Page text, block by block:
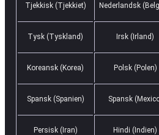
Tjekkisk (Tjekkiet) Nederlandsk
Tysk (Tyskland) Irsk (Irland)
Koreansk (Korea) Polsk (Polen)
Spansk (Spanien) Spansk
Persisk (Iran) Hindi (Indien)